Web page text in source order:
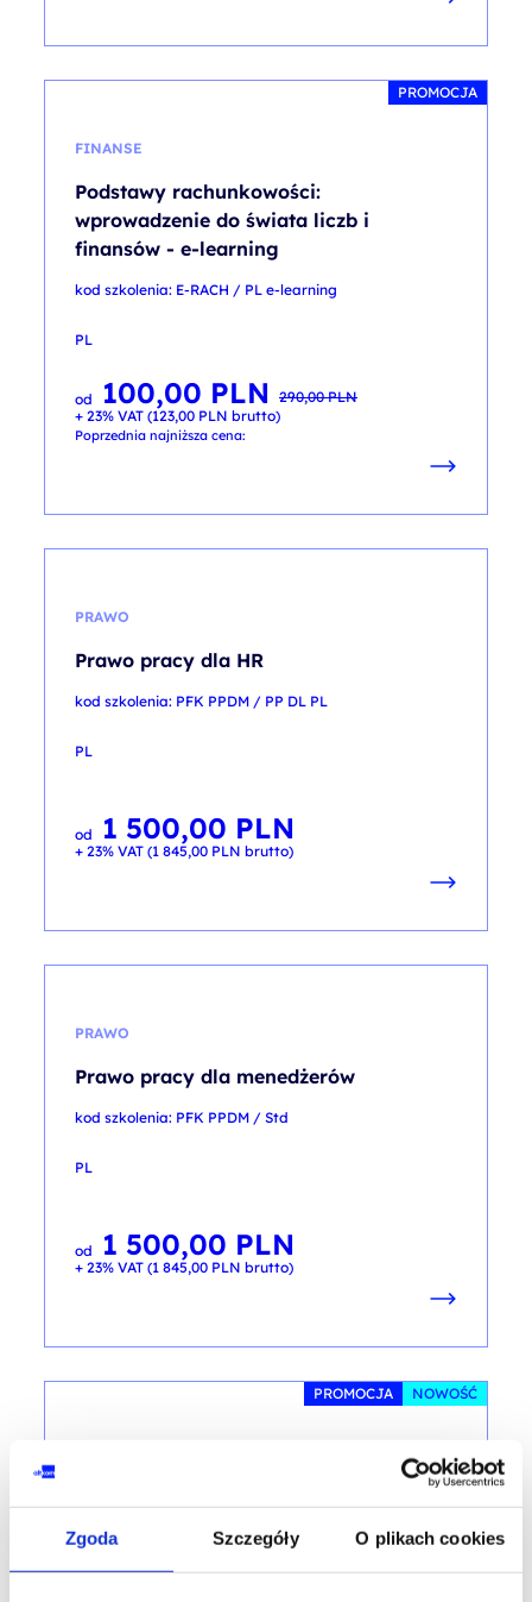
Zgoda Szczegóły O plikach cookies
PROMOCJA
FINANSE
Podstawy rachunkowości:
wprowadzenie do świata liczb i
finansów - e-learning
kod szkolenia: E-RACH / PL e-learning
PL
od 290,00PLN
Pierwotna
cena
wynosiła:
290,00 PLN.
100,00 PLN
Aktualna
cena
wynosi:
100,00 PLN.
+ 23% VAT (123,00 PLN brutto)
Poprzednia najniższa cena:
PRAWO
Prawo pracy dla HR
kod szkolenia: PFK PPDM / PP DL PL
PL
od 1 500,00 PLN
+ 23% VAT (1 845,00 PLN brutto)
PRAWO
Prawo pracy dla menedżerów
kod szkolenia: PFK PPDM / Std
PL
od 1 500,00 PLN
+ 23% VAT (1 845,00 PLN brutto)
PROMOCJA NOWOŚĆ
RODO w Twojej firmie: ochrona danych